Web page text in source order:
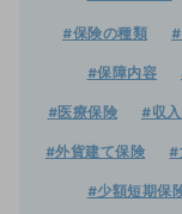
#保険の種類
#保障内容
#医療保険 #収
#外貨建て保険 #
#少額短期保